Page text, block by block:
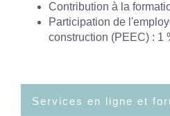
Contribution à la
Participation de
construction (PEEC) : 1
Services en ligne et